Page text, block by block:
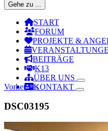
Gehe zu ...
START
FORUM
PROJEKTE &
BEITRÄGE
K13
ÜBER UNS
KONTAKT
Vorheriges
DSC03195